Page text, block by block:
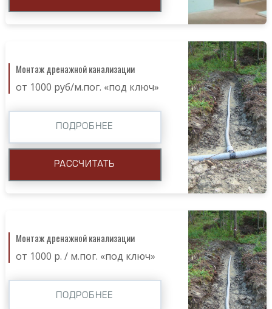
Монтаж дренажной канализации
от 1000 руб/м.пог. «под ключ»
ПОДРОБНЕЕ
РАССЧИТАТЬ
Монтаж дренажной канализации
от 1000 р. / м.пог. «под ключ»
ПОДРОБНЕЕ